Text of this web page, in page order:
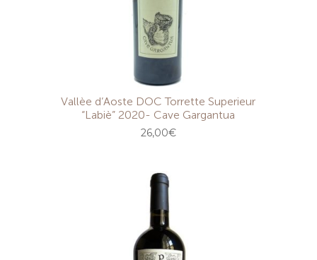
Vallèe d’Aoste DOC Torrette Superieur
“Labiè” 2020- Cave Gargantua
26,00€